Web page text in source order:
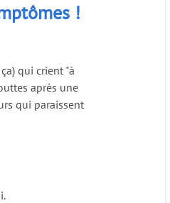
!
qui crient "à
après une
qui paraissent